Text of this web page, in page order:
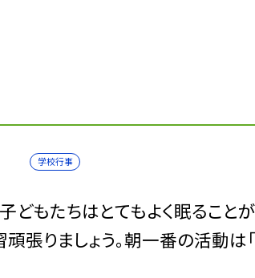
学校行事
どもたちはとてもよく眠ることが
張りましょう。朝一番の活動は